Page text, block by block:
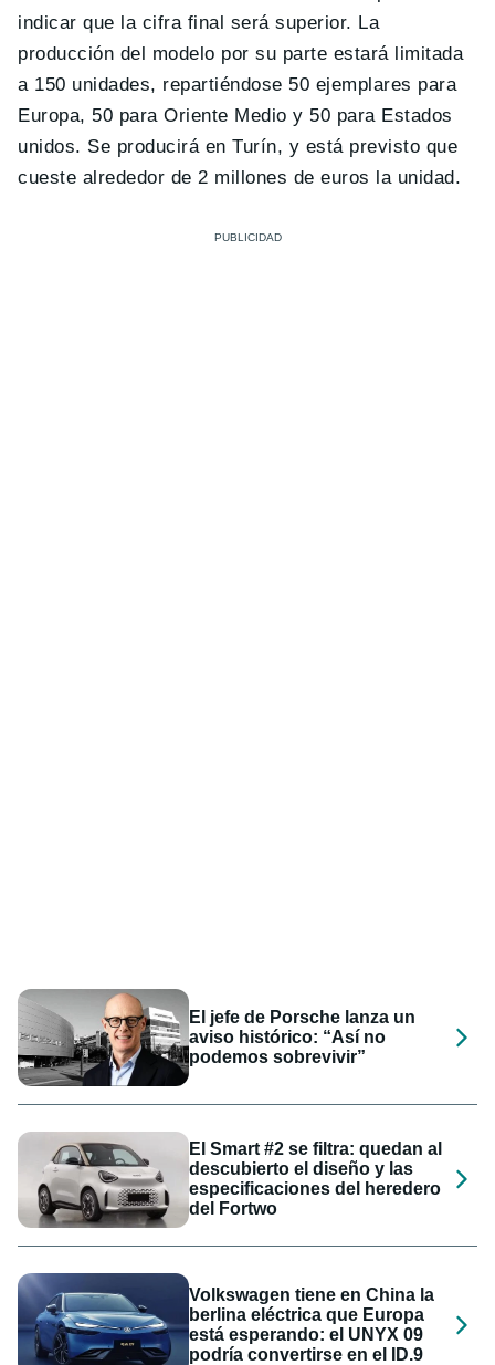
indicar que la cifra final será superior. La
producción del modelo por su parte estará limitada
a 150 unidades, repartiéndose 50 ejemplares para
Europa, 50 para Oriente Medio y 50 para Estados
unidos. Se producirá en Turín, y está previsto que
cueste alrededor de 2 millones de euros la unidad.
El jefe de Porsche lanza un
aviso histórico: “Así no
podemos sobrevivir”
El Smart #2 se filtra: quedan al
descubierto el diseño y las
especificaciones del heredero
del Fortwo
Volkswagen tiene en China la
berlina eléctrica que Europa
está esperando: el UNYX 09
podría convertirse en el ID.9